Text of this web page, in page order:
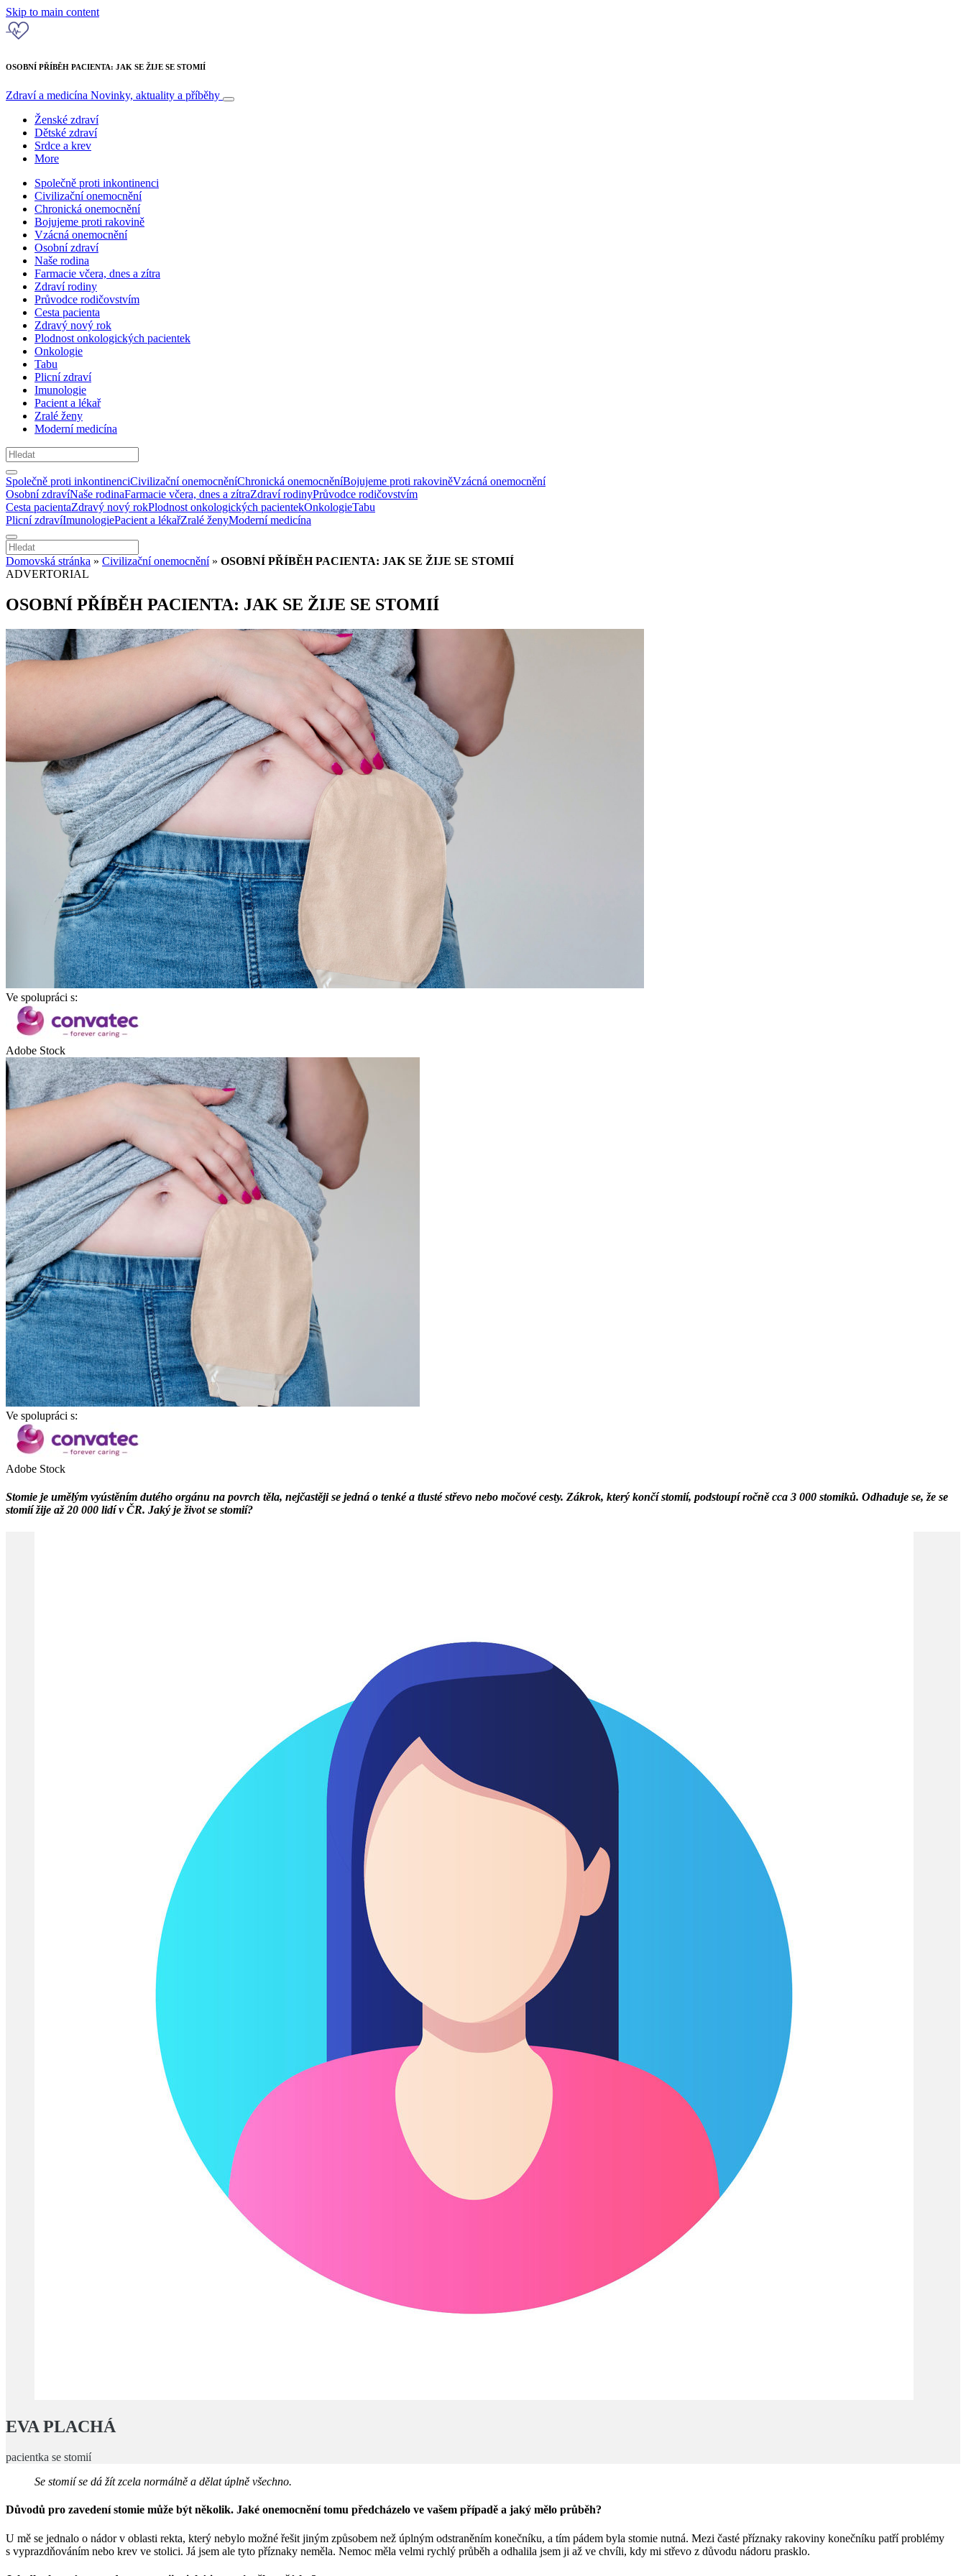
Skip to main content
OSOBNÍ PŘÍBĚH PACIENTA: JAK SE ŽIJE SE STOMIÍ
Zdraví a medicína Novinky, aktuality a příběhy
Ženské zdraví
Dětské zdraví
Srdce a krev
More
Společně proti inkontinenci
Civilizační onemocnění
Chronická onemocnění
Bojujeme proti rakovině
Vzácná onemocnění
Osobní zdraví
Naše rodina
Farmacie včera, dnes a zítra
Zdraví rodiny
Průvodce rodičovstvím
Cesta pacienta
Zdravý nový rok
Plodnost onkologických pacientek
Onkologie
Tabu
Plicní zdraví
Imunologie
Pacient a lékař
Zralé ženy
Moderní medicína
Společně proti inkontinenciCivilizační onemocněníChronická onemocněníBojujeme proti rakoviněVzácná onemocnění
Osobní zdravíNaše rodinaFarmacie včera, dnes a zítraZdraví rodinyPrůvodce rodičovstvím
Cesta pacientaZdravý nový rokPlodnost onkologických pacientekOnkologieTabu
Plicní zdravíImunologiePacient a lékařZralé ženyModerní medicína
Domovská stránka » Civilizační onemocnění» OSOBNÍ PŘÍBĚH PACIENTA: JAK SE ŽIJE SE STOMIÍ
ADVERTORIAL
OSOBNÍ PŘÍBĚH PACIENTA: JAK SE ŽIJE SE STOMIÍ
Ve spolupráci s:
Adobe Stock
Ve spolupráci s:
Adobe Stock
Stomie je umělým vyústěním dutého orgánu na povrch těla, nejčastěji se jedná o tenké a tlusté střevo nebo močové cesty. Zákrok, který končí stomií, podstoupí ročně cca 3 000 stomiků. Odhaduje se, že se
stomií žije až 20 000 lidí v ČR. Jaký je život se stomií?
EVA PLACHÁ
pacientka se stomií
Se stomií se dá žít zcela normálně a dělat úplně všechno.
Důvodů pro zavedení stomie může být několik. Jaké onemocnění tomu předcházelo ve vašem případě a jaký mělo průběh?
U mě se jednalo o nádor v oblasti rekta, který nebylo možné řešit jiným způsobem než úplným odstraněním konečníku, a tím pádem byla stomie nutná. Mezi časté příznaky rakoviny konečníku patří problémy
s vyprazdňováním nebo krev ve stolici. Já jsem ale tyto příznaky neměla. Nemoc měla velmi rychlý průběh a odhalila jsem ji až ve chvíli, kdy mi střevo z důvodu nádoru prasklo.